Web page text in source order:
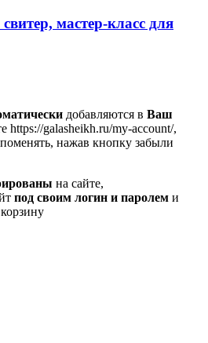
мастер-класс для
добавляются в Ваш
https://galasheikh.ru/my-account/,
нажав кнопку забыли
на сайте,
под своим логин и паролем и